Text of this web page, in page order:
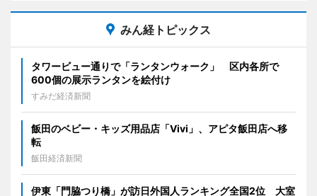
みん経トピックス
タワービュー通りで「ランタンウォーク」 区内各所で
600個の展示ランタンを絵付け
すみだ経済新聞
飯田のベビー・キッズ用品店「Vivi」、アピタ飯田店へ移
転
飯田経済新聞
伊東「門脇つり橋」が訪日外国人ランキング全国2位 大室